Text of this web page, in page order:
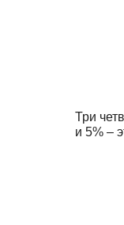
Три
и 5% –